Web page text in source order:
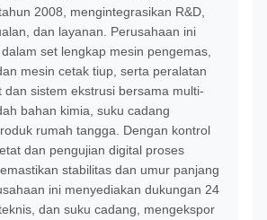
2008, mengintegrasikan R&D,
dan layanan. Perusahaan ini
set lengkap mesin pengemas,
mesin cetak tiup, serta peralatan
dan sistem ekstrusi bersama multi-
bahan kimia, suku cadang
rumah tangga. Dengan kontrol
dan pengujian digital proses
stabilitas dan umur panjang
ini menyediakan dukungan 24
dan suku cadang, mengekspor